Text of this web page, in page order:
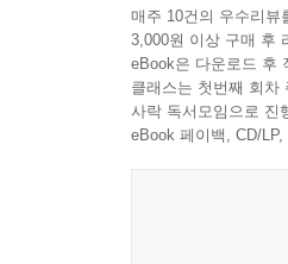
스님이 축적한 깊
바라보지 않는다.
우리나라에 전래
넘는 불교문화가
자연스럽게 이해
매주 10건의 우수리뷰
3,000원 이상 구매 후
eBook은 다운로드 후
클래스는 첫번째 회차
사락 독서모임으로 진
eBook 페이백, CD/